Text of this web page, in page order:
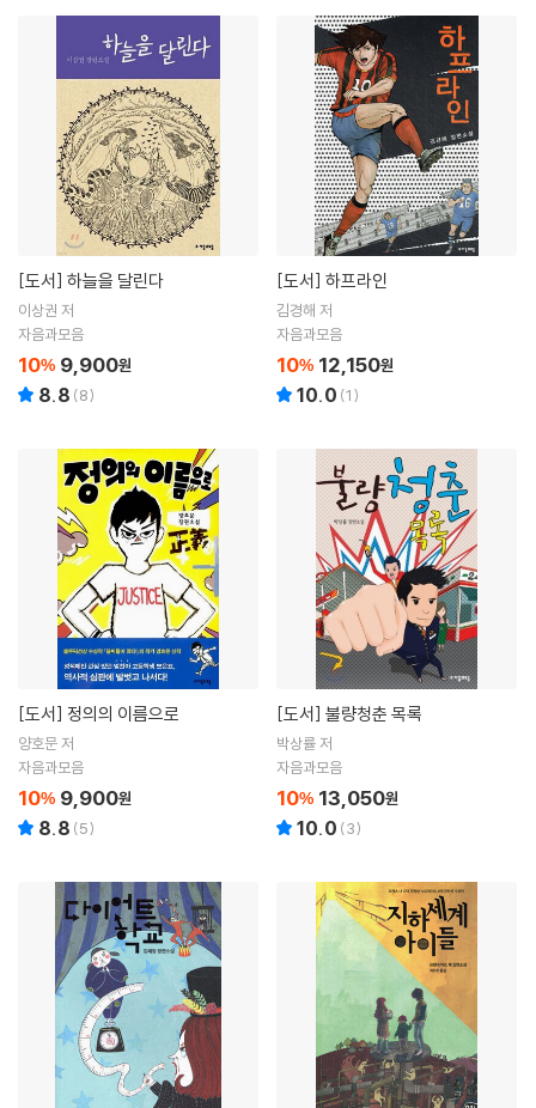
[도서] 하늘을 달린다
이상권 저
자음과모음
10% 9,900원
8.8 (8)
[도서] 하프라인
김경해 저
자음과모음
10% 12,150원
10.0 (1)
[도서] 정의의 이름으로
양호문 저
자음과모음
10% 9,900원
8.8 (5)
[도서] 불량청춘 목록
박상률 저
자음과모음
10% 13,050원
10.0 (3)